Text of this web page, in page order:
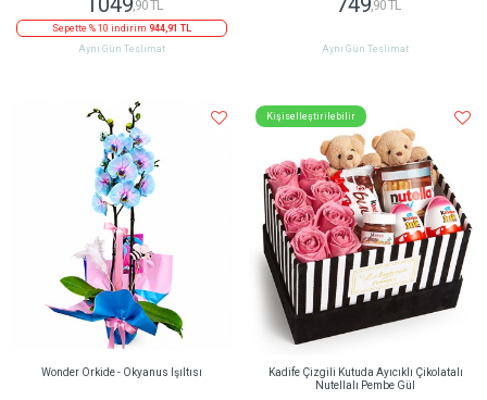
,90 TL
Sepette % 10 indirim 944,91 TL
Aynı Gün Teslimat
,90 TL
Aynı Gün Teslimat
Wonder Orkide - Okyanus Işıltısı
Kişiselleştirilebilir
Kadife Çizgili Kutuda Ayıcıklı Çikolatalı
Nutellalı Pembe Gül